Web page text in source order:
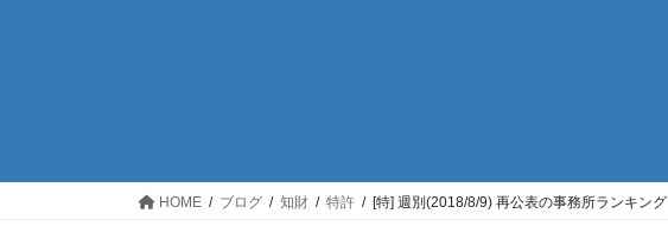
HOME ブログ 知財 特許 [特] 週別(2018/8/9) 再公表の事務所ランキング